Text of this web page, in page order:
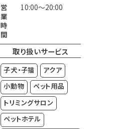
営
業
時
間
10:00～20:00
取り扱いサービス
子犬・子猫
アクア
小動物
ペット用品
トリミングサロン
ペットホテル